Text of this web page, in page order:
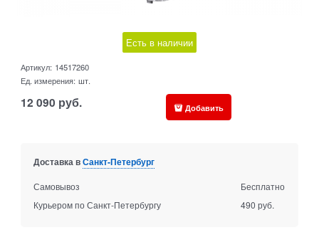
Есть в наличии
Артикул: 14517260
Ед. измерения: шт.
12 090 руб. Добавить
Доставка вСанкт-Петербург
Самовывоз
Бесплатно
Курьером по Санкт-Петербургу
490 руб.